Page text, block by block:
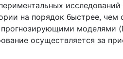
на порядок быстрее, чем
моделями
осуществляется за